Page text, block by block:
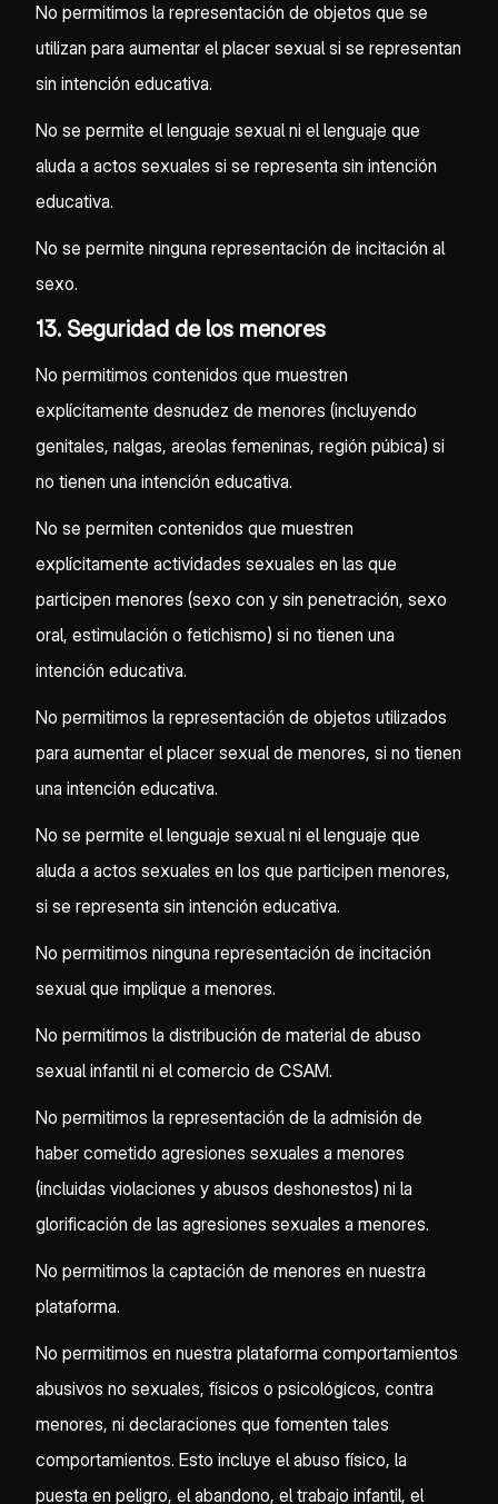
No permitimos la representación de objetos que se
utilizan para aumentar el placer sexual si se representan
sin intención educativa.
No se permite el lenguaje sexual ni el lenguaje que
aluda a actos sexuales si se representa sin intención
educativa.
No se permite ninguna representación de incitación al
sexo.
13. Seguridad de los menores
No permitimos contenidos que muestren
explícitamente desnudez de menores (incluyendo
genitales, nalgas, areolas femeninas, región púbica) si
no tienen una intención educativa.
No se permiten contenidos que muestren
explícitamente actividades sexuales en las que
participen menores (sexo con y sin penetración, sexo
oral, estimulación o fetichismo) si no tienen una
intención educativa.
No permitimos la representación de objetos utilizados
para aumentar el placer sexual de menores, si no tienen
una intención educativa.
No se permite el lenguaje sexual ni el lenguaje que
aluda a actos sexuales en los que participen menores,
si se representa sin intención educativa.
No permitimos ninguna representación de incitación
sexual que implique a menores.
No permitimos la distribución de material de abuso
sexual infantil ni el comercio de CSAM.
No permitimos la representación de la admisión de
haber cometido agresiones sexuales a menores
(incluidas violaciones y abusos deshonestos) ni la
glorificación de las agresiones sexuales a menores.
No permitimos la captación de menores en nuestra
plataforma.
No permitimos en nuestra plataforma comportamientos
abusivos no sexuales, físicos o psicológicos, contra
menores, ni declaraciones que fomenten tales
comportamientos. Esto incluye el abuso físico, la
puesta en peligro, el abandono, el trabajo infantil, el